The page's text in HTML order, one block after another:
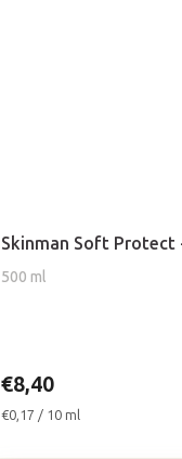
Skinman Soft Protect
500 ml
hodnotenie
produktu
je
€8,40
Jednotková
€0,17 / 10 ml